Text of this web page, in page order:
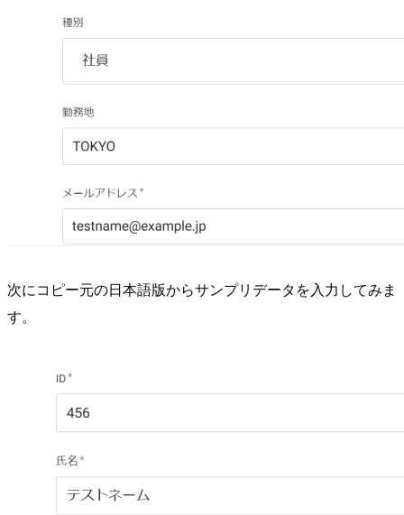
次にコピー元の日本語版からサンプリデータを入力してみま
す。